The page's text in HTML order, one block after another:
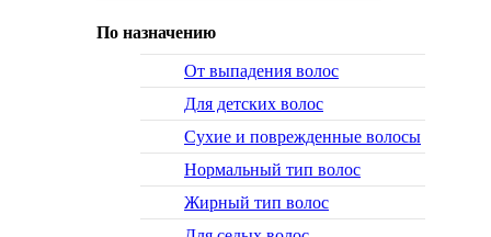
По назначению
От выпадения волос
Для детских волос
Сухие и поврежденные волосы
Нормальный тип волос
Жирный тип волос